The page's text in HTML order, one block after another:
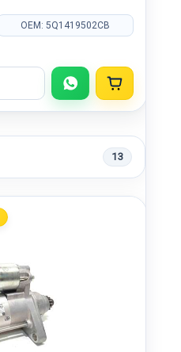
OEM: 5Q1419502CB
13